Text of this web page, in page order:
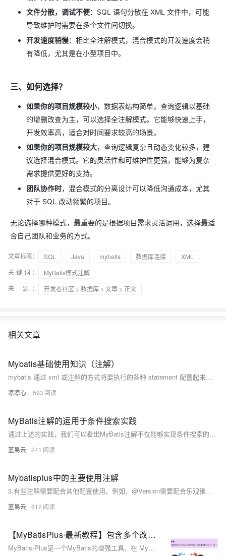
文件分散，调试不便：SQL 语句分散在 XML 文件中，可能
导致维护时需要在多个文件间切换。
开发速度稍慢：相比全注解模式，混合模式的开发速度会稍
有降低，尤其是在小型项目中。
三、如何选择？
如果你的项目规模较小，数据表结构简单，查询逻辑以基础
的增删改查为主，可以选择全注解模式。它能够快速上手，
开发效率高，适合对时间要求较高的场景。
如果你的项目规模较大，查询逻辑复杂且动态变化较多，建
议选择混合模式。它的灵活性和可维护性更强，能够为复杂
需求提供更好的支持。
团队协作时，混合模式的分离设计可以降低沟通成本，尤其
对于 SQL 改动频繁的项目。
无论选择哪种模式，最重要的是根据项目需求灵活运用，选择最适
合自己团队和业务的方式。
文章标签： SQL Java mybatis 数据库连接
XML
关键词：
MyBatis模式注解
来 源：
开发者社区 > 数据库 > 文章 > 正文
相关文章
Mybatis基础使用知识（注解）
mybatis 通过 xml 或注解的方式将要执行的各种 statement 配置起来，并通过java对象和statement中sql的动态参数进行映射生成最终执行的sql语句。 最后 mybatis 框架执行sql 并将结果映射为java对象并返回。采用ORM（对象关系映射）思想解决了实体和数据库映射问题，对jdbc进行了封装，屏蔽了jdbc api 底层访问细节，使我们不用与jdbc api 打交道，就可以完成对数据库的持久化操作。
凉凉心. 593
MyBatis注解的运用于条件搜索实践
通过上述的实践，我们可以看出MyBatis注解不仅能够实现条件搜索的需求，还能够提供灵活而强大的SQL构造能力，极大地简化了代码的复杂度，提高了开发效率。在实际的项目开发中，结合实际的业务需求合理选择MyBatis的配置方式（注解或XML），能够让数据持久层代码变得更加清晰和易维护。
蓝易云 241
Mybatisplus中的主要使用注解
3.有些注解需要配合其他配置使用。例如，@Version需要配合乐观锁插件使用，@EnumValue需要配合对应的TypeHandler使用。
蓝易云 612
【MyBatisPlus·最新教程】包含多个改造案例，常用注解、条件构造器、代码生成、静态工具、类型处理器、分页插件、自动填充字段
MyBatis-Plus是一个MyBatis的增强工具，在 MyBatis 的基础上只做增强不做改变，为简化开发、提高效率而生。本文讲解了最新版MP的使用教程，包含多个改造案例，常用注解、条件构造器、代码生成、静态工具、类型处理器、分页插件、自动填充字段等核心功能。